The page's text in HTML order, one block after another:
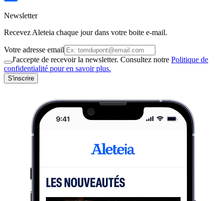
Newsletter
Recevez Aleteia chaque jour dans votre boite e-mail.
Votre adresse email
J'accepte de recevoir la newsletter. Consultez notre Politique de
confidentialité pour en savoir plus.
S'inscrire